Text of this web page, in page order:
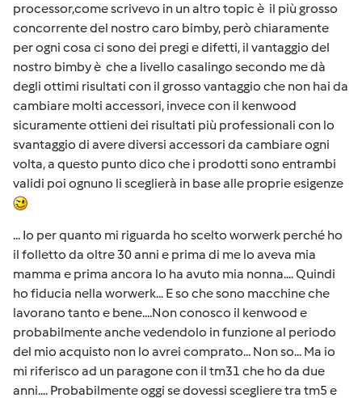
processor,come scrivevo in un altro topic è il più grosso
concorrente del nostro caro bimby, però chiaramente
per ogni cosa ci sono dei pregi e difetti, il vantaggio del
nostro bimby è che a livello casalingo secondo me dà
degli ottimi risultati con il grosso vantaggio che non hai da
cambiare molti accessori, invece con il kenwood
sicuramente ottieni dei risultati più professionali con lo
svantaggio di avere diversi accessori da cambiare ogni
volta, a questo punto dico che i prodotti sono entrambi
validi poi ognuno li sceglierà in base alle proprie esigenze
... Io per quanto mi riguarda ho scelto worwerk perché ho
il folletto da oltre 30 anni e prima di me lo aveva mia
mamma e prima ancora lo ha avuto mia nonna.... Quindi
ho fiducia nella worwerk... E so che sono macchine che
lavorano tanto e bene....Non conosco il kenwood e
probabilmente anche vedendolo in funzione al periodo
del mio acquisto non lo avrei comprato... Non so... Ma io
mi riferisco ad un paragone con il tm31 che ho da due
anni.... Probabilmente oggi se dovessi scegliere tra tm5 e